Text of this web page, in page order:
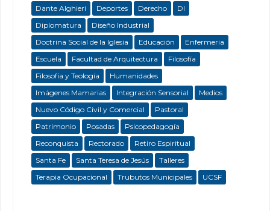
Dante Alghieri
Deportes Derecho
DI
Diplomatura
Diseño Industrial
Doctrina Social de la Iglesia
Educación
Enfermeria
Escuela
Facultad de Arquitectura
Filosofía
Filosofía y Teología
Humanidades
Imágenes Mamarias
Integración Sensorial
Medios
Nuevo Código Civil y Comercial
Pastoral
Patrimonio
Posadas
Psicopedagogía
Reconquista
Rectorado
Retiro Espiritual
Santa Fe
Santa Teresa de Jesús
Talleres
Terapia Ocupacional
Trubutos Municipales UCSF